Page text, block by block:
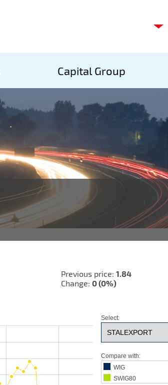
Capital Group
Previous price 1.84
Change 0(0%)
Select:
Compare with:
WIG
SWIG80